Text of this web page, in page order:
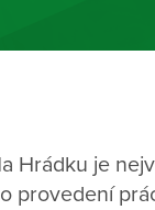
Hrádku je
provedení